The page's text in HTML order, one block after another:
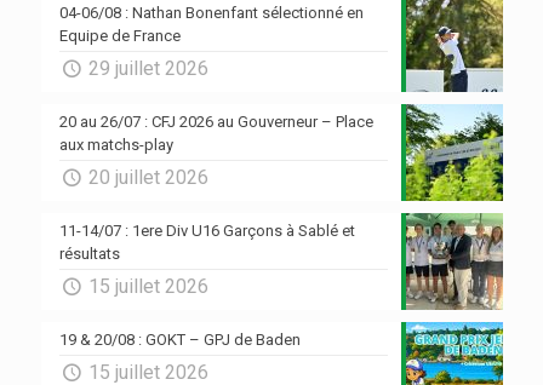
04-06/08 : Nathan Bonenfant sélectionné en
Equipe de France
29 juillet 2026
20 au 26/07 : CFJ 2026 au Gouverneur – Place
aux matchs-play
20 juillet 2026
11-14/07 : 1ere Div U16 Garçons à Sablé et
résultats
15 juillet 2026
19 & 20/08 : GOKT – GPJ de Baden
15 juillet 2026